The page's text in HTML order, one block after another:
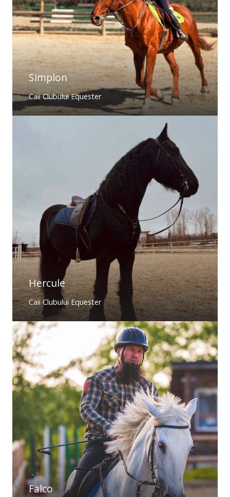
Simplon
Caii Clubului Equester
Hercule
Caii Clubului Equester
Falco